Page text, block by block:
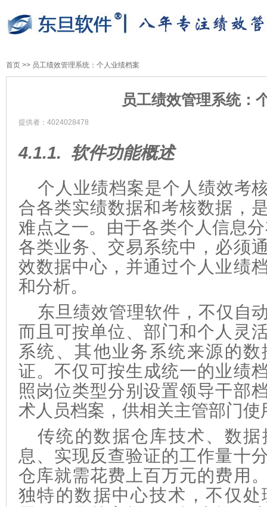
首页 >> 员工绩效管理系统：个人业绩档案
员工绩效管理系统：
提供者：4024028478
4.1.1. 软件功能概述
个人业绩档案是个人绩效考
合各类实绩数据和考核数据，
难点之一。由于各类个人信息
各类业务、交易系统中，必须
效数据中心，并通过个人业绩
和分析。
东旦绩效管理软件，不仅 自
而且可按单位、部门和个人灵
系统、其他业务系统来源的
证。不仅可按生成统一的业绩
照岗位类型分别设置领导干部
术人员档案，供相关主管部门使
传统的数据仓库技术、数
息、实现反查验证的工作量十
仓库就需花费上百万元的费用
独特的数据中心技术，不仅